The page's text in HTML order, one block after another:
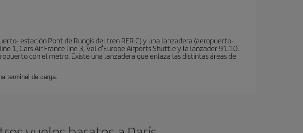
estación Pont de Rungis del tren RER C) y una lanzadera (aeropuerto-
1, Cars Air France line 3, Val d'Europe Airports Shuttle y la lanzader 91.10.
con el metro. Existe una lanzadera que enlaza las distintas áreas de
terminal de carga.